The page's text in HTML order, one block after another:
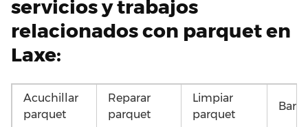
servicios y trabajos
relacionados con parquet en
Laxe:
Acuchillar
parquet
Reparar
parquet
Limpiar
parquet